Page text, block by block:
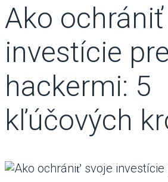
Ako
investície
hackermi: 5
kľúčových